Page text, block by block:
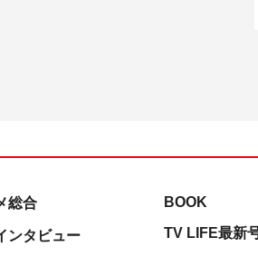
総合
ンタビュー
BOOK
TV LIFE最新